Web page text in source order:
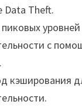
Data Theft.
уровней
с
кэширования